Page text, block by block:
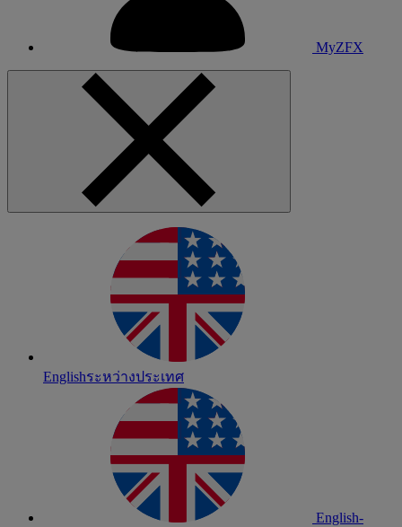
MyZFX
Englishระหว่างประเทศ
English-